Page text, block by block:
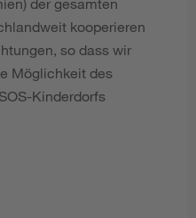
kooperieren
so dass wir
Möglichkeit des
Kinderdorfs